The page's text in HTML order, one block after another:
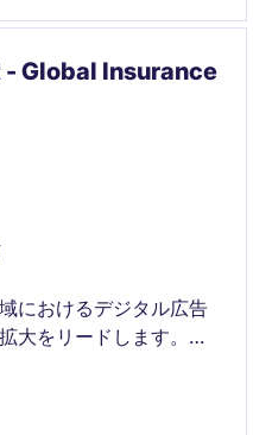
Global Insurance
におけるデジタル広告
大をリードします。広
ティング成果を最大化